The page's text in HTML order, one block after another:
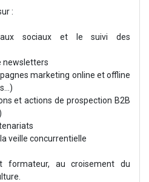
:
sociaux et le suivi des
newsletters
marketing online et offline
et actions de prospection B2B
veille concurrentielle
formateur, au croisement du